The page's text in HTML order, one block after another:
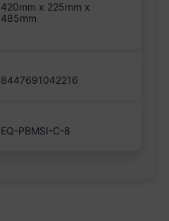
420mm x 225mm x
485mm
8447691042216
EQ-PBMSI-C-8